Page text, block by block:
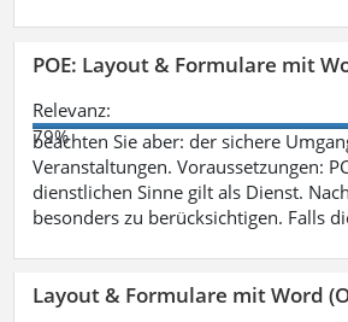
POE: Layout & Formulare mit
Relevanz:
79%
beachten Sie aber: der sichere
Veranstaltungen. Voraussetzungen:
dienstlichen Sinne gilt als Dienst.
besonders zu berücksichtigen. Falls
Layout & Formulare mit Word